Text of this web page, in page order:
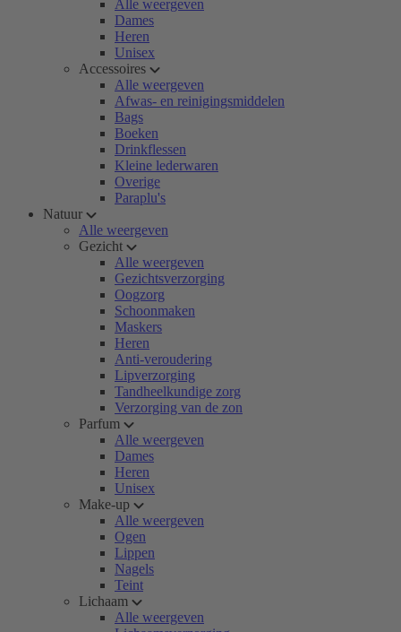
Alle weergeven
Dames
Heren
Unisex
Accessoires
Alle weergeven
Afwas- en reinigingsmiddelen
Bags
Boeken
Drinkflessen
Kleine lederwaren
Overige
Paraplu's
Natuur
Alle weergeven
Gezicht
Alle weergeven
Gezichtsverzorging
Oogzorg
Schoonmaken
Maskers
Heren
Anti-veroudering
Lipverzorging
Tandheelkundige zorg
Verzorging van de zon
Parfum
Alle weergeven
Dames
Heren
Unisex
Make-up
Alle weergeven
Ogen
Lippen
Nagels
Teint
Lichaam
Alle weergeven